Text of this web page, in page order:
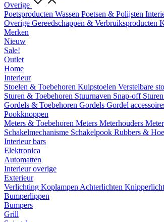
Overige
Poetsproducten Wassen Poetsen & Polijsten
Overige Gereedschappen & Verbruiksproducten
Merken
Nieuw
Sale!
Outlet
Home
Interieur
Stoelen & Toebehoren Kuipstoelen Verstelbare
Sturen & Toebehoren Stuurnaven Snap-off Sturen
Gordels & Toebehoren Gordels Gordel
Pookknoppen
Meters & Toebehoren Meters Meterhouders
Schakelmechanisme Schakelpook Rubbers &
Interieur bars
Elektronica
Automatten
Interieur overige
Exterieur
Verlichting Koplampen Achterlichten
Bumperlippen
Bumpers
Grill